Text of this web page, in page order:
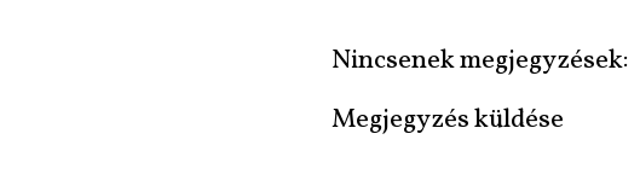
Nincsenek megjegyzések:
Megjegyzés küldése